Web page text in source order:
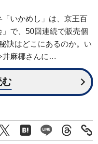
いかめし」は、京王百
で、50回連続で販売個
訣はどこにあるのか。い
井麻椰さんに…
む